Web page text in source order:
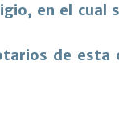
en el cual
de